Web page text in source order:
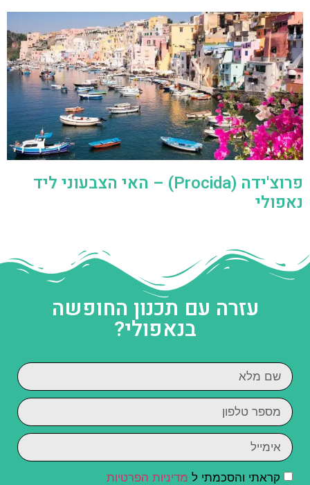
פרוצ'ידה (Procida) – האי הצבעוני ליד
נאפולי
עזרה עם תכנון החופשה
בנאפולי?
קראתי והסכמתי ל מדיניות הפרטיות